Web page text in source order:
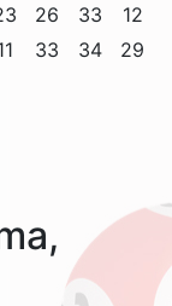
26 33
12
33 34 29